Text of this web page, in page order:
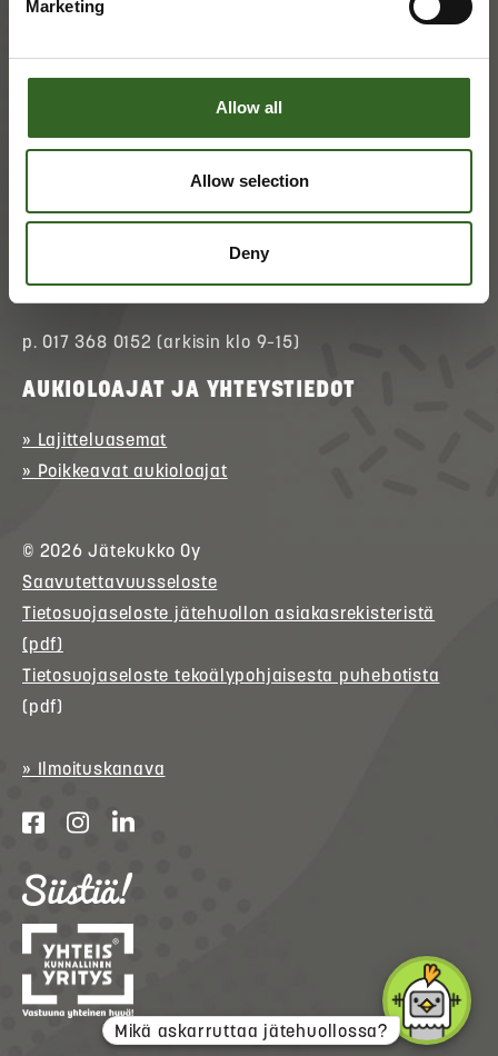
Marketing
Allow all
Allow selection
Deny
ASIAKASPALVELU
» Asioi verkossa(kirjautuminen)
» Palaute
p. 017 368 0152 (arkisin klo 9–15)
AUKIOLOAJAT JA YHTEYSTIEDOT
» Lajitteluasemat
» Poikkeavat aukioloajat
© 2026Jätekukko Oy
Saavutettavuusseloste
Tietosuojaseloste jätehuollon asiakasrekisteristä
(pdf)
Tietosuojaseloste tekoälypohjaisesta puhebotista
(pdf)
» Ilmoituskanava